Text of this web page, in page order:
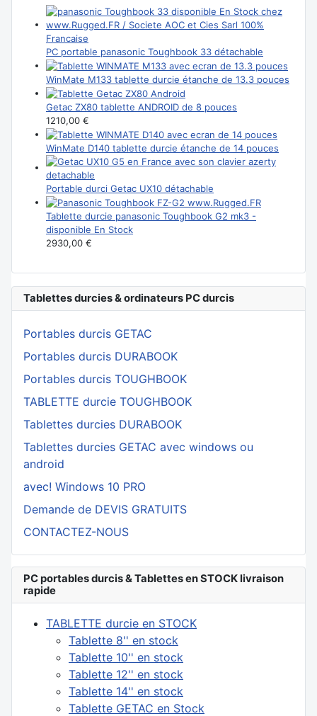
Tablettes durcies & ordinateurs PC durcis
Portables durcis GETAC
Portables durcis DURABOOK
Portables durcis TOUGHBOOK
TABLETTE durcie TOUGHBOOK
Tablettes durcies DURABOOK
Tablettes durcies GETAC avec windows ou
android
avec! Windows 10 PRO
Demande de DEVIS GRATUITS
CONTACTEZ-NOUS
PC portables durcis & Tablettes en STOCK livraison
rapide
TABLETTE durcie en STOCK
Tablette 8'' en stock
Tablette 10'' en stock
Tablette 12'' en stock
Tablette 14'' en stock
Tablette GETAC en Stock
PC portable panasonic Toughbook 33 détachable
WinMate M133 tablette durcie étanche de 13.3 pouces
Getac ZX80 tablette ANDROID de 8 pouces
1210,00 €
WinMate D140 tablette durcie étanche de 14 pouces
Portable durci Getac UX10 détachable
Tablette durcie panasonic Toughbook G2 mk3 -
disponible En Stock
2930,00 €